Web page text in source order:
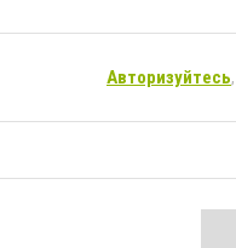
Авторизуйтесь